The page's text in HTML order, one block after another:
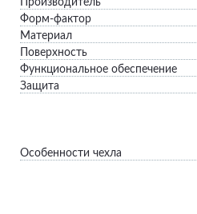
Производитель
Форм-фактор
Материал
Поверхность
Функциональное обеспечение
Защита
Особенности чехла